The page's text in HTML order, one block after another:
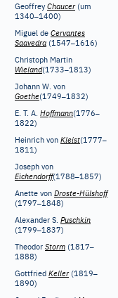
GeoffreyChaucer(um
1340–1400)
Miguel de Cervantes
Saavedra (1547–1616)
Christoph Martin
Wieland(1733–1813)
Johann W. von
Goethe(1749–1832)
E. T. A. Hoffmann(1776–
1822)
Heinrich von Kleist(1777–
1811)
Joseph von
Eichendorff(1788–1857)
Anette von Droste-Hülshoff
(1797–1848)
Alexander S. Puschkin
(1799–1837)
Theodor Storm (1817–
1888)
Gottfried Keller(1819–
1890)